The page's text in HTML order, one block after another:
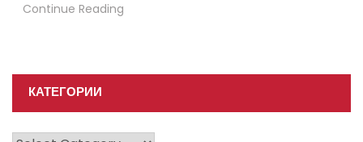
Continue Reading
КАТЕГОРИИ